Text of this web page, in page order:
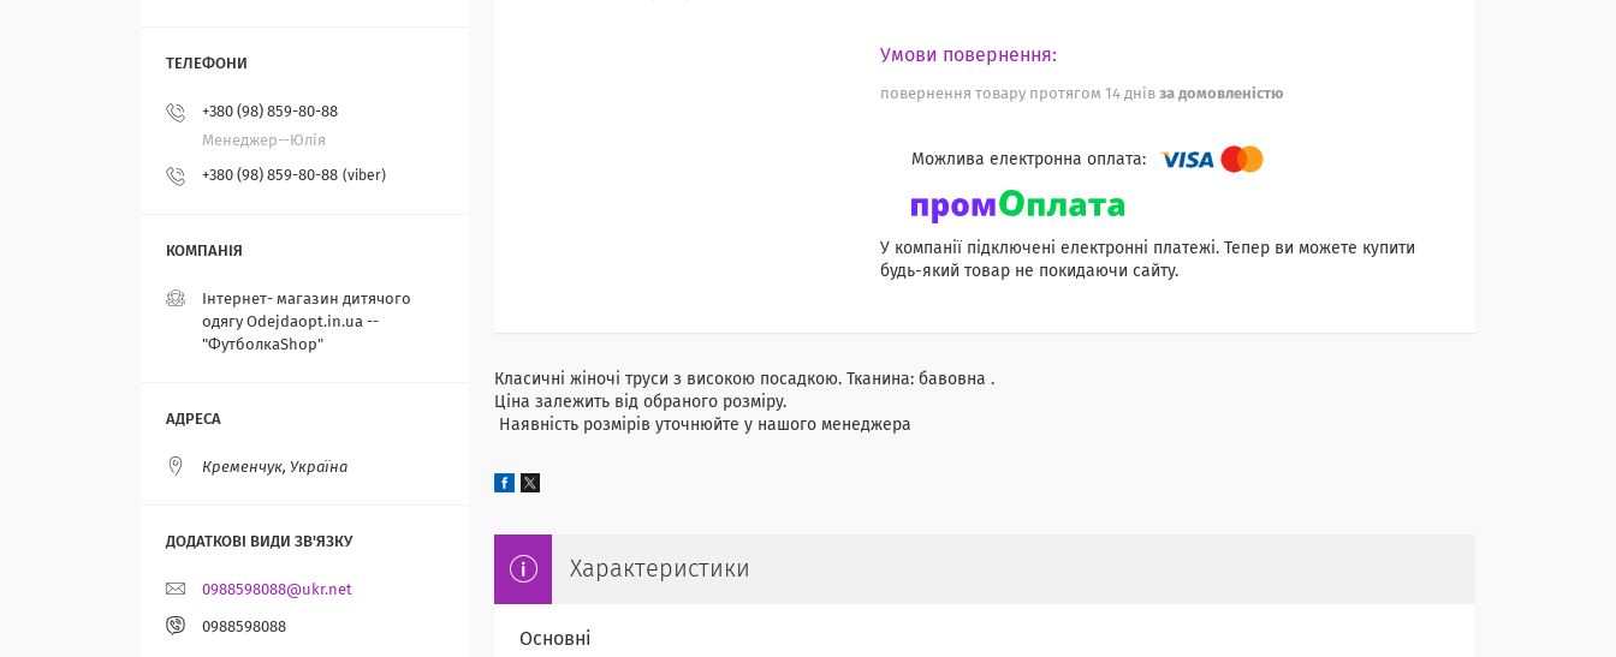
повернення товару протягом 14 днів за домовленістю
У компанії підключені електронні платежі. Тепер ви можете купити
будь-який товар не покидаючи сайту.
Класичні жіночі труси з високою посадкою. Тканина: бавовна .
Ціна залежить від обраного розміру.
Наявність розмірів уточнюйте у нашого менеджера
Характеристики
Основні
+380 (98) 859-80-88
Менеджер--Юлія
+380 (98) 859-80-88 viber
Інтернет- магазин дитячого
одягу Odejdaopt.in.ua --
"ФутболкаShop"
Кременчук, Україна
0988598088@ukr.net
0988598088